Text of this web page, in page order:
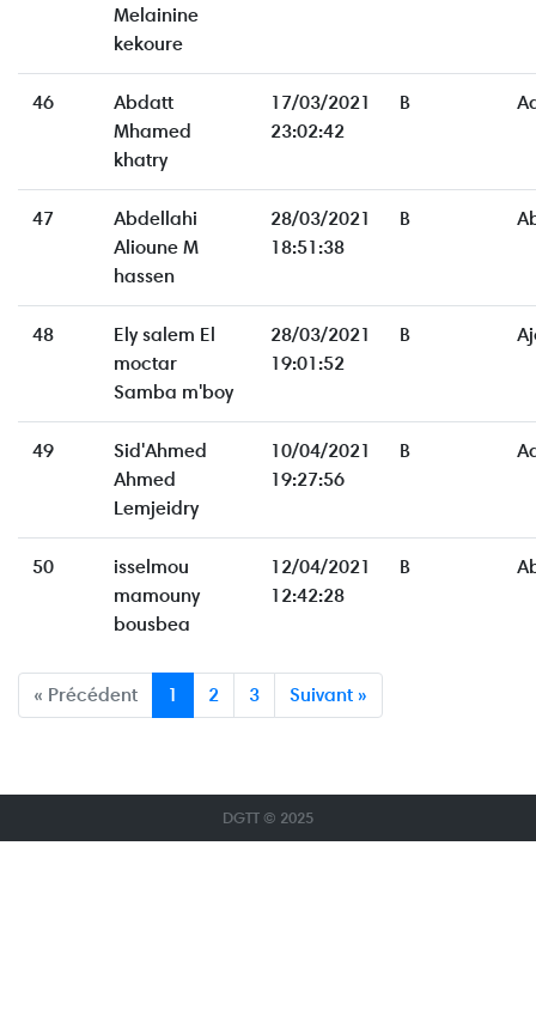
Melainine
kekoure
46
Abdatt
Mhamed
khatry
17/03/2021
23:02:42
B
47
Abdellahi
Alioune M
hassen
28/03/2021
18:51:38
B
48
Ely salem El
moctar
Samba m'boy
28/03/2021
19:01:52
B
49
Sid'Ahmed
Ahmed
Lemjeidry
10/04/2021
19:27:56
B
50
isselmou
mamouny
bousbea
12/04/2021
12:42:28
B
« Précédent 1 2 3 Suivant »
DGTT © 2025